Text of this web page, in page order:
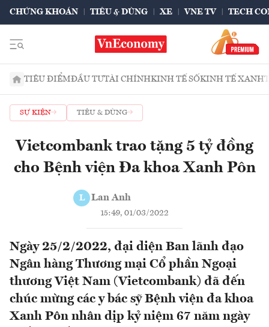
CHỨNG KHOÁN TIÊU & DÙNG XE VNE TV TECH
TIÊU ĐIỂMĐẦU TƯTÀI CHÍNHKINH TẾ SỐKINH TẾ XANH
SỰ KIỆN TIÊU & DÙNG
Vietcombank trao tặng 5 tỷ đồng
cho Bệnh viện Đa khoa Xanh Pôn
L Lan Anh
15:49, 01/03/2022
Ngày 25/2/2022, đại diện Ban lãnh đạo
Ngân hàng Thương mại Cổ phần Ngoại
thương Việt Nam (Vietcombank) đã đến
chúc mừng các y bác sỹ Bệnh viện đa khoa
Xanh Pôn nhân dịp kỷ niệm 67 năm ngày